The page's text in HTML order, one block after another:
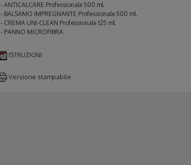
- ANTICALCARE Professionale 500 ml.
- BALSAMO IMPREGNANTE Professionale 500 ml.
- CREMA UNI-CLEAN Professionale 125 ml.
- PANNO MICROFIBRA
ISTRUZIONI
Versione stampabile